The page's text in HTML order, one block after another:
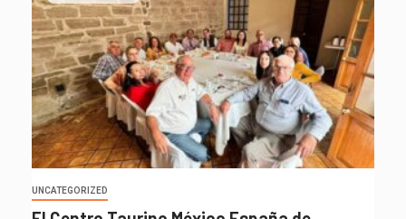
UNCATEGORIZED